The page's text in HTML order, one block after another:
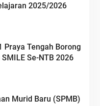
2025/2026
Praya Tengah Borong
Se-NTB 2026
Murid Baru (SPMB)